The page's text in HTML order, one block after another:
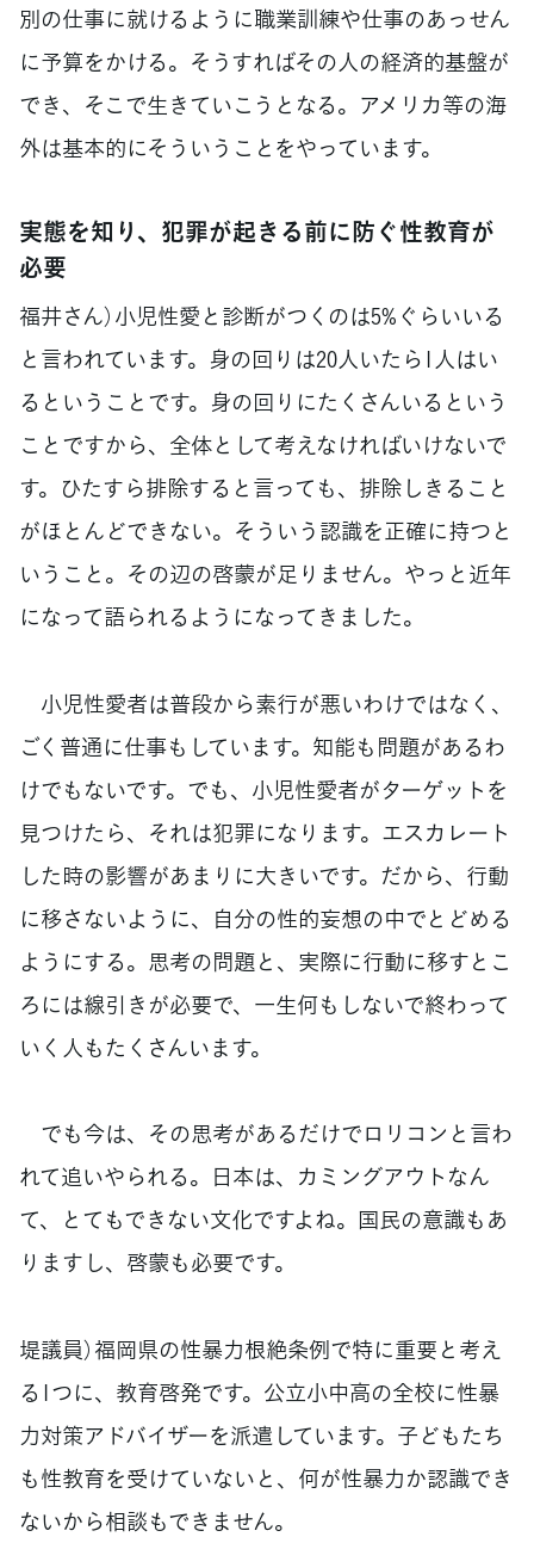
別の仕事に就けるように職業訓練や仕事のあっせん
に予算をかける。そうすればその人の経済的基盤が
でき、そこで生きていこうとなる。アメリカ等の海
外は基本的にそういうことをやっています。
実態を知り、犯罪が起きる前に防ぐ性教育が
必要
福井さん）小児性愛と診断がつくのは5%ぐらいいる
と言われています。身の回りは20人いたら1人はい
るということです。身の回りにたくさんいるという
ことですから、全体として考えなければいけないで
す。ひたすら排除すると言っても、排除しきること
がほとんどできない。そういう認識を正確に持つと
いうこと。その辺の啓蒙が足りません。やっと近年
になって語られるようになってきました。
小児性愛者は普段から素行が悪いわけではなく、
ごく普通に仕事もしています。知能も問題があるわ
けでもないです。でも、小児性愛者がターゲットを
見つけたら、それは犯罪になります。エスカレート
した時の影響があまりに大きいです。だから、行動
に移さないように、自分の性的妄想の中でとどめる
ようにする。思考の問題と、実際に行動に移すとこ
ろには線引きが必要で、一生何もしないで終わって
いく人もたくさんいます。
でも今は、その思考があるだけでロリコンと言わ
れて追いやられる。日本は、カミングアウトなん
て、とてもできない文化ですよね。国民の意識もあ
りますし、啓蒙も必要です。
堤議員）福岡県の性暴力根絶条例で特に重要と考え
る1つに、教育啓発です。公立小中高の全校に性暴
力対策アドバイザーを派遣しています。子どもたち
も性教育を受けていないと、何が性暴力か認識でき
ないから相談もできません。